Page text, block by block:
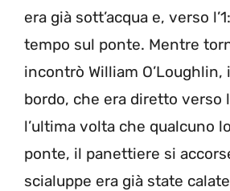
era già sott’acqua e, verso
tempo sul ponte. Mentre
incontrò William O’Loughlin,
bordo, che era diretto verso
l’ultima volta che qualcuno
ponte, il panettiere si
scialuppe era già state